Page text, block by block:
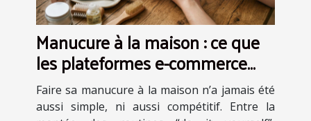
Manucure à la maison : ce que
les plateformes e-commerce
nous apprennent sur
l’expérience client
Faire sa manucure à la maison n’a jamais été
aussi simple, ni aussi compétitif. Entre la